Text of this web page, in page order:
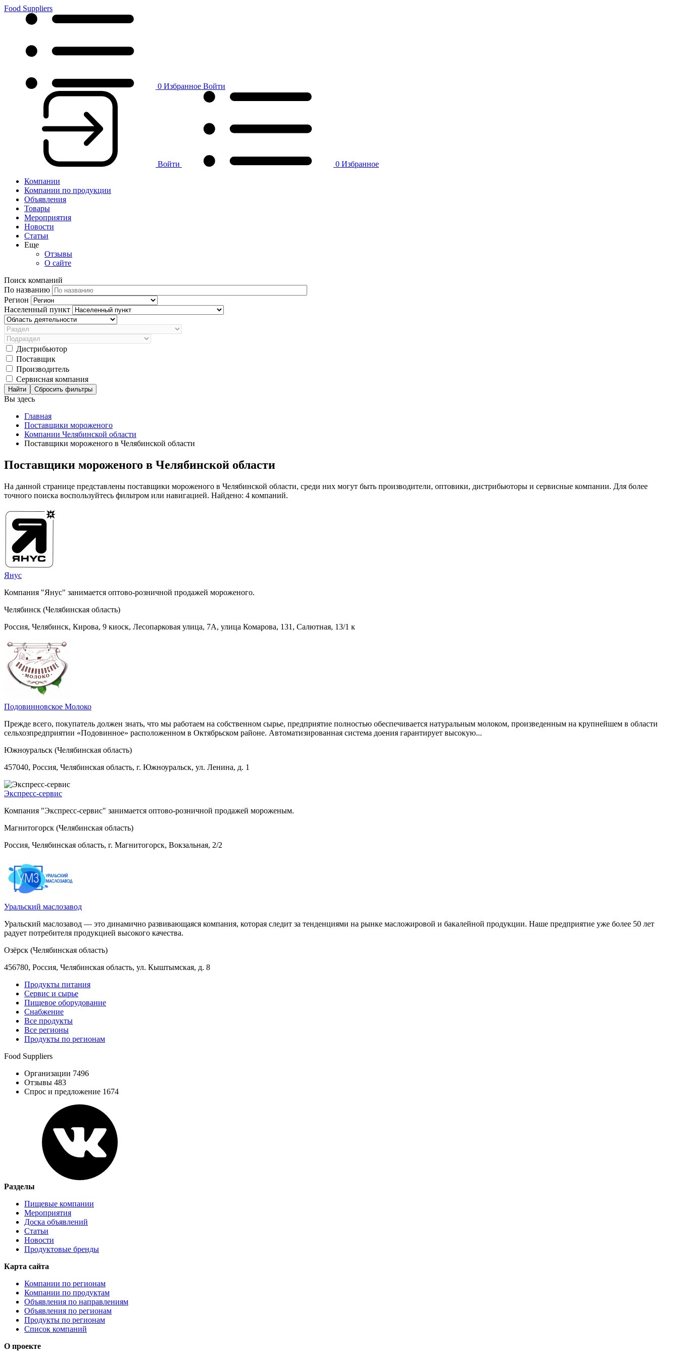
Food Suppliers
0 Избранное Войти
Войти 0 Избранное
Компании
Компании по продукции
Объявления
Товары
Мероприятия
Новости
Статьи
Еще
Отзывы
О сайте
Поиск компаний
По названию
Регион
Населенный пункт
Дистрибьютор
Поставщик
Производитель
Сервисная компания
Сбросить фильтры
Вы здесь
Главная
Поставщики мороженого
Компании Челябинской области
Поставщики мороженого в Челябинской области
Поставщики мороженого в Челябинской области
На данной странице представлены поставщики мороженого в Челябинской области, среди них могут быть производители, оптовики, дистрибьюторы и сервисные компании. Для более
точного поиска воспользуйтесь фильтром или навигацией. Найдено: 4 компаний.
Янус
Компания "Янус" занимается оптово-розничной продажей мороженого.
Челябинск (Челябинская область)
Россия, Челябинск, Кирова, 9 киоск, Лесопарковая улица, 7А, улица Комарова, 131, Салютная, 13/1 к
Подовинновское Молоко
Прежде всего, покупатель должен знать, что мы работаем на собственном сырье, предприятие полностью обеспечивается натуральным молоком, произведенным на крупнейшем в области
сельхозпредприятии «Подовинное» расположенном в Октябрьском районе. Автоматизированная система доения гарантирует высокую...
Южноуральск (Челябинская область)
457040, Россия, Челябинская область, г. Южноуральск, ул. Ленина, д. 1
Экспресс-сервис
Компания "Экспресс-сервис" занимается оптово-розничной продажей мороженым.
Магнитогорск (Челябинская область)
Россия, Челябинская область, г. Магнитогорск, Вокзальная, 2/2
Уральский маслозавод
Уральский маслозавод — это динамично развивающаяся компания, которая следит за тенденциями на рынке масложировой и бакалейной продукции. Наше предприятие уже более 50 лет
радует потребителя продукцией высокого качества.
Озёрск (Челябинская область)
456780, Россия, Челябинская область, ул. Кыштымская, д. 8
Продукты питания
Сервис и сырье
Пищевое оборудование
Снабжение
Все продукты
Все регионы
Продукты по регионам
Food Suppliers
Организации 7496
Отзывы 483
Спрос и предложение 1674
Разделы
Пищевые компании
Мероприятия
Доска объявлений
Статьи
Новости
Продуктовые бренды
Карта сайта
Компании по регионам
Компании по продуктам
Объявления по направлениям
Объявления по регионам
Продукты по регионам
Список компаний
О проекте